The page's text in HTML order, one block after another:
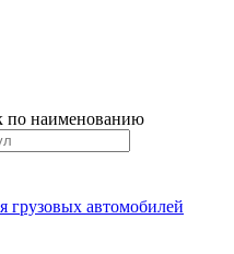
по наименованию
грузовых автомобилей